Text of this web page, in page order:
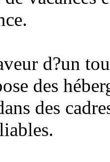
d?un
des
des